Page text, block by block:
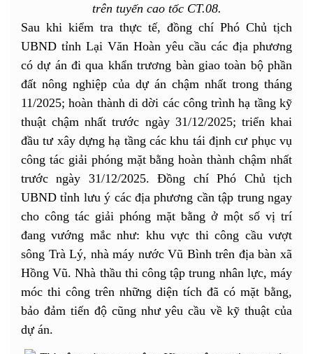
trên tuyến cao tốc CT.08.
Sau khi kiểm tra thực tế, đồng chí Phó Chủ tịch
UBND tỉnh Lại Văn Hoàn yêu cầu các địa phương
có dự án đi qua khẩn trương bàn giao toàn bộ phần
đất nông nghiệp của dự án chậm nhất trong tháng
11/2025; hoàn thành di dời các công trình hạ tầng kỹ
thuật chậm nhất trước ngày 31/12/2025; triển khai
đầu tư xây dựng hạ tầng các khu tái định cư phục vụ
công tác giải phóng mặt bằng hoàn thành chậm nhất
trước ngày 31/12/2025. Đồng chí Phó Chủ tịch
UBND tỉnh lưu ý các địa phương cần tập trung ngay
cho công tác giải phóng mặt bằng ở một số vị trí
đang vướng mắc như: khu vực thi công cầu vượt
sông Trà Lý, nhà máy nước Vũ Bình trên địa bàn xã
Hồng Vũ. Nhà thầu thi công tập trung nhân lực, máy
móc thi công trên những diện tích đã có mặt bằng,
bảo đảm tiến độ cũng như yêu cầu về kỹ thuật của
dự án.